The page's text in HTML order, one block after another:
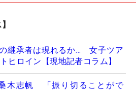
の継承者は現れるか… 女子ツア
ヒロイン【現地記者コラム】
木志帆 「振り切ることがで